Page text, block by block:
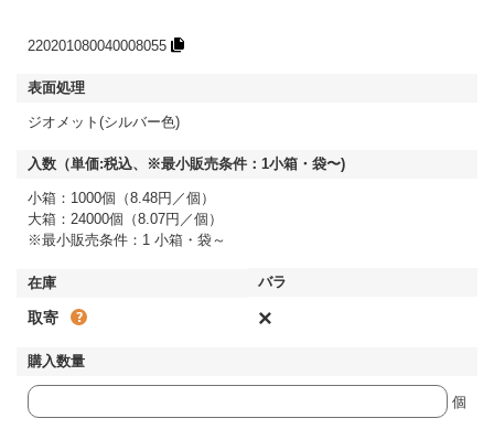
220201080040008055
ジオメット(シルバー色)
小箱：1000個（8.48円／個）
大箱：24000個（8.07円／個）
※最小販売条件：1 小箱・袋～
取寄 ×
個